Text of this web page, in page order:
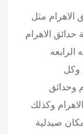
مثل
حدائق الاهرام
الرابعه
وكل
وحدائق
وكذلك
صيدلية